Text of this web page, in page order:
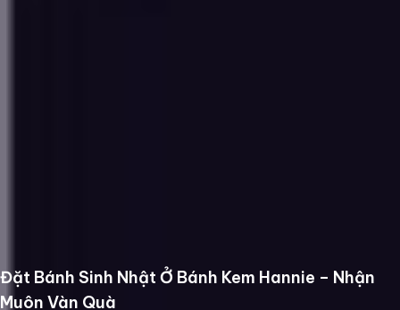
Đặt Bánh Sinh Nhật Ở Bánh Kem Hannie – Nhận
Muôn Vàn Quà